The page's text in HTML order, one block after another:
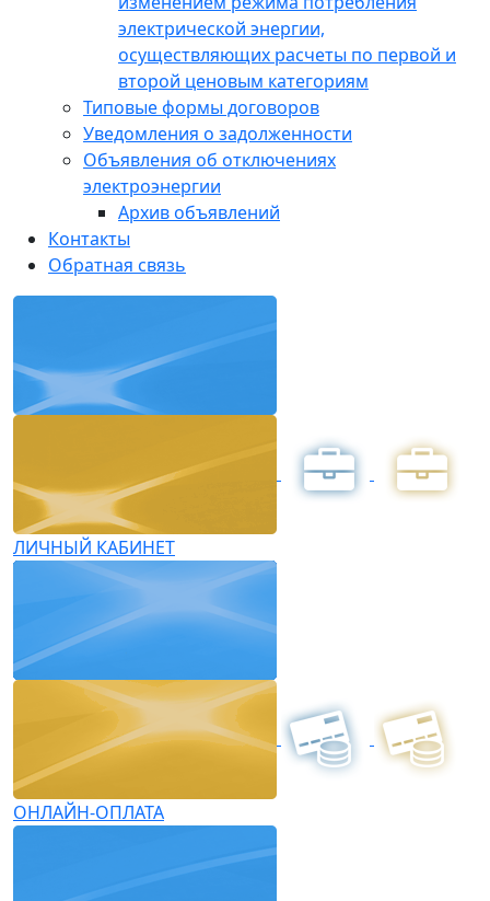
электрической энергии,
осуществляющих расчеты по первой и
второй ценовым категориям
Типовые формы договоров
Уведомления о задолженности
Объявления об отключениях
электроэнергии
Архив объявлений
Контакты
Обратная связь
ЛИЧНЫЙ КАБИНЕТ
ОНЛАЙН-ОПЛАТА